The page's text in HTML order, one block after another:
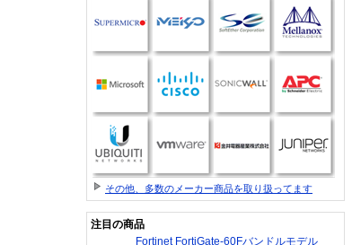
その他、多数のメーカー商品を取り扱ってます
注目の商品
Fortinet FortiGate-60Fバンドルモデル